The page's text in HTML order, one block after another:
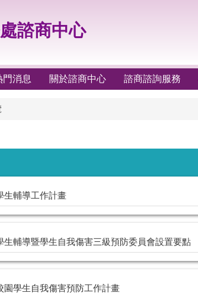
諮商中心
門消息 關於諮商中心 諮商諮詢服務
生輔導工作計畫
生輔導暨學生自我傷害三級預防委員會設置要點
園學生自我傷害預防工作計畫